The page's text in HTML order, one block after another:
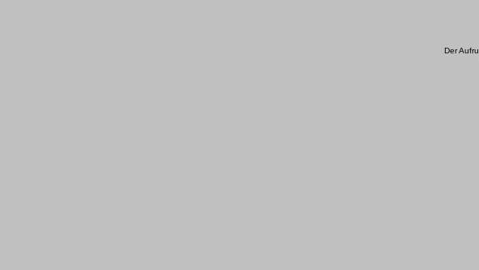
Der